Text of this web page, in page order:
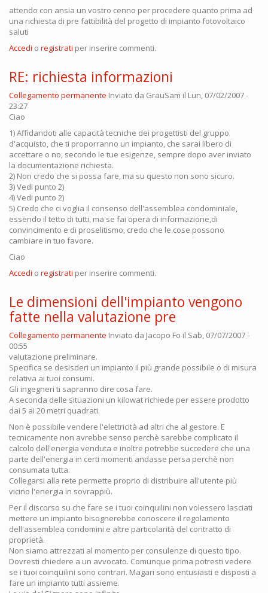
attendo con ansia un vostro cenno per procedere quanto prima ad
una richiesta di pre fattibilità del progetto di impianto fotovoltaico
saluti
Accedi o registrati per inserire commenti.
RE: richiesta informazioni
Collegamento permanente Inviato da GrauSam il Lun, 07/02/2007 -
23:27
Ciao
1) Affidandoti alle capacità tecniche dei progettisti del gruppo
d'acquisto, che ti proporranno un impianto, che sarai libero di
accettare o no, secondo le tue esigenze, sempre dopo aver inviato
la documentazione richiesta.
2) Non credo che si possa fare, ma su questo non sono sicuro.
3) Vedi punto 2)
4) Vedi punto 2)
5) Credo che ci voglia il consenso dell'assemblea condominiale,
essendo il tetto di tutti, ma se fai opera di informazione,di
convincimento e di proselitismo, credo che le cose possono
cambiare in tuo favore.
Ciao
Accedi o registrati per inserire commenti.
Le dimensioni dell'impianto vengono
fatte nella valutazione pre
Collegamento permanente Inviato da Jacopo Fo il Sab, 07/07/2007 -
00:55
valutazione preliminare.
Specifica se desisderi un impianto il più grande possibile o di misura
relativa ai tuoi consumi.
Gli ingegneri ti sapranno dire cosa fare.
A seconda delle situazioni un kilowat richiede per essere prodotto
dai 5 ai 20 metri quadrati.
Non è possibile vendere l'elettricità ad altri che al gestore. E
tecnicamente non avrebbe senso perchè sarebbe complicato il
calcolo dell'energia venduta e inoltre potrebbe succedere che una
parte dell'energia in certi momenti andasse persa perchè non
consumata tutta.
Collegarsi alla rete permette proprio di distribuire all'utente più
vicino l'energia in sovrappiù.
Per il discorso su che fare se i tuoi coinquilini non volessero lasciati
mettere un impianto bisognerebbe conoscere il regolamento
dell'assemblea condomini e altre particolarità del contratto di
proprietà.
Non siamo attrezzati al momento per consulenze di questo tipo.
Dovresti chiedere a un avvocato. Comunque prima potresti vedere
se i tuoi coinquilini sono contrari. Magari sono entusiasti e disposti a
fare un impianto tutti assieme.